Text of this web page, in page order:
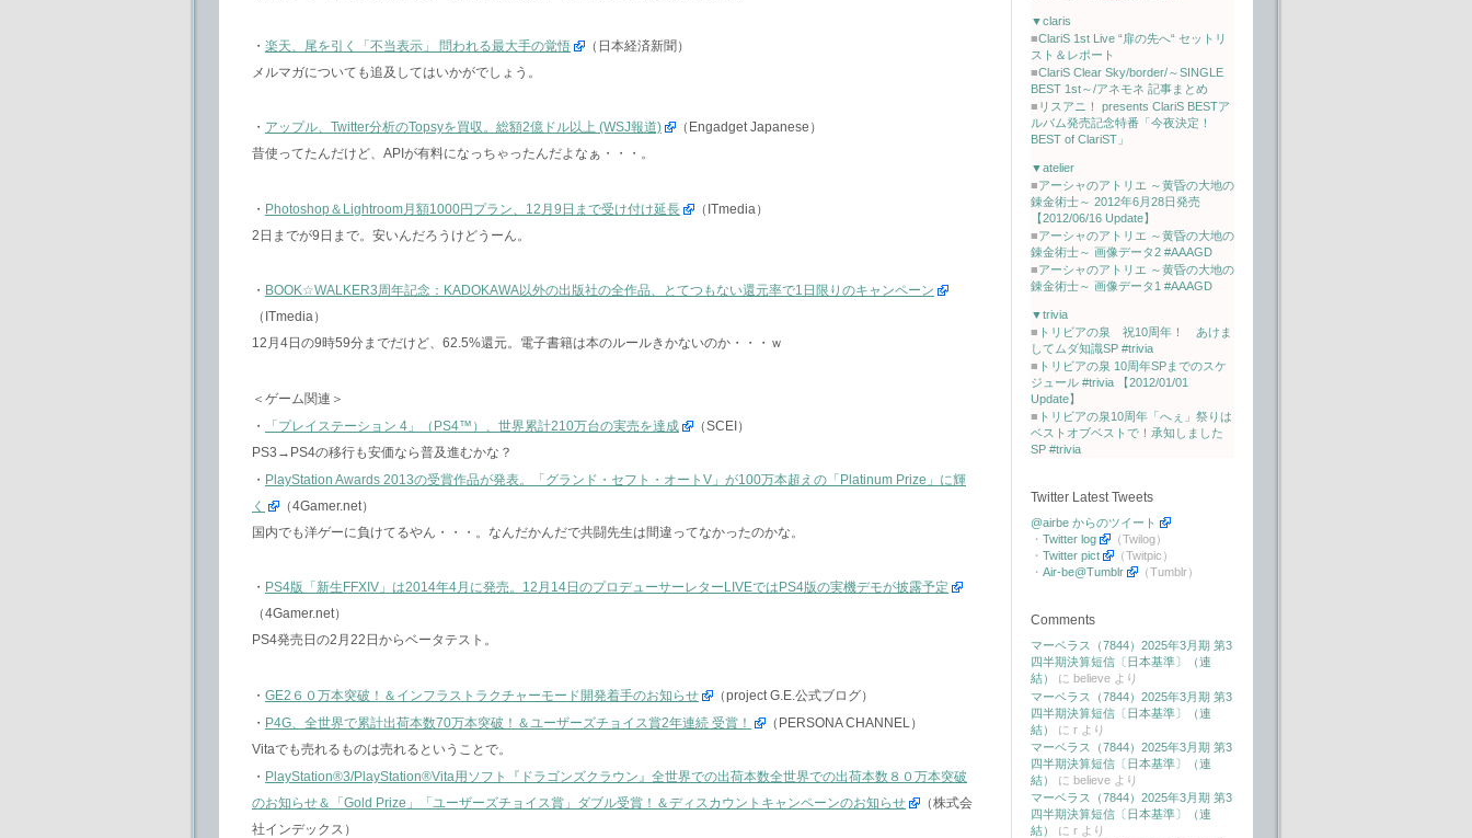
・ 楽天、尾を引く「不当表示」 問われる最大手の覚悟
（日本経済新聞）
メルマガについても追及してはいかがでしょう。
・ アップル、Twitter分析のTopsyを買収。総額2億ドル以上 (WSJ報道)
（Engadget Japanese）
昔使ってたんだけど、APIが有料になっちゃったんだよなぁ・・・。
・ Photoshop＆Lightroom月額1000円プラン、12月9日まで受け付け延長
（ITmedia）
2日までが9日まで。安いんだろうけどうーん。
・ BOOK☆WALKER3周年記念：KADOKAWA以外の出版社の全作品、とてつもない還元率で1日限りのキャンペーン
（ITmedia）
12月4日の9時59分までだけど、62.5%還元。電子書籍は本のルールきかないのか・・・ｗ
＜ゲーム関連＞
・
「プレイステーション 4」（PS4™）、世界累計210万台の実売を達成
（SCEI）
PS3→PS4の移行も安価なら普及進むかな？
・ PlayStation Awards 2013の受賞作品が発表。「グランド・セフト・オートV」が100万本超えの「Platinum Prize」に輝
く
（4Gamer.net）
国内でも洋ゲーに負けてるやん・・・。なんだかんだで共闘先生は間違ってなかったのかな。
・ PS4版「新生FFXIV」は2014年4月に発売。12月14日のプロデューサーレターLIVEではPS4版の実機デモが披露予定
（4Gamer.net）
PS4発売日の2月22日からベータテスト。
・ GE2６０万本突破！＆インフラストラクチャーモード開発着手のお知らせ
（project G.E.公式ブログ）
・ P4G、全世界で累計出荷本数70万本突破！＆ユーザーズチョイス賞2年連続 受賞！
（PERSONA CHANNEL）
Vitaでも売れるものは売れるということで。
・ PlayStation®3/PlayStation®Vita用ソフト『ドラゴンズクラウン』全世界での出荷本数全世界での出荷本数８０万本突破
のお知らせ＆「Gold Prize」「ユーザーズチョイス賞」ダブル受賞！＆ディスカウントキャンペーンのお知らせ
（株式会
社インデックス）
▼claris
■ClariS 1st Live “扉の先へ“ セットリ
スト＆レポート
■ClariS Clear Sky/border/～SINGLE
BEST 1st～/アネモネ 記事まとめ
■ リスアニ！ presents ClariS BESTア
ルバム発売記念特番「今夜決定！
BEST of ClariST」
▼atelier
■アーシャのアトリエ ～黄昏の大地の
錬金術士～ 2012年6月28日発売
【2012/06/16 Update】
■アーシャのアトリエ ～黄昏の大地の
錬金術士～ 画像データ2 #AAAGD
■アーシャのアトリエ ～黄昏の大地の
錬金術士～ 画像データ1 #AAAGD
▼trivia
■ トリビアの泉 祝10周年！ あけま
してムダ知識SP #trivia
■ トリビアの泉 10周年SPまでのスケ
ジュール #trivia 【2012/01/01
Update】
■ トリビアの泉10周年「へぇ」祭りは
ベストオブベストで！承知しました
SP #trivia
Twitter Latest Tweets
@airbe からのツイート
・ Twitter log
（Twilog）
・ Twitter pict
（Twitpic）
・ Air-be@Tumblr （Tumblr）
Comments
マーベラス（7844）2025年3月期 第3
四半期決算短信〔日本基準〕（連
結）
に believe より
マーベラス（7844）2025年3月期 第3
四半期決算短信〔日本基準〕（連
結）
に r より
マーベラス（7844）2025年3月期 第3
四半期決算短信〔日本基準〕（連
結）
に believe より
マーベラス（7844）2025年3月期 第3
四半期決算短信〔日本基準〕（連
結）
に r より